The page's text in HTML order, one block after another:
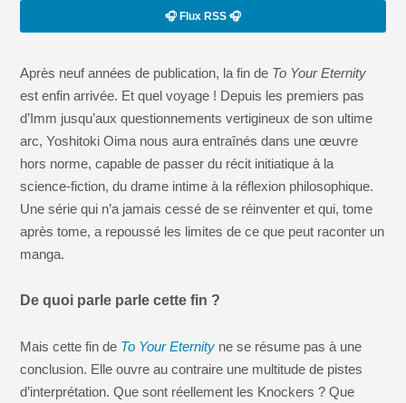
🎧 Flux RSS 🎧
Après neuf années de publication, la fin de To Your Eternity
est enfin arrivée. Et quel voyage ! Depuis les premiers pas
d’Imm jusqu’aux questionnements vertigineux de son ultime
arc, Yoshitoki Oima nous aura entraînés dans une œuvre
hors norme, capable de passer du récit initiatique à la
science-fiction, du drame intime à la réflexion philosophique.
Une série qui n’a jamais cessé de se réinventer et qui, tome
après tome, a repoussé les limites de ce que peut raconter un
manga.
De quoi parle parle cette fin ?
Mais cette fin de To Your Eternity ne se résume pas à une
conclusion. Elle ouvre au contraire une multitude de pistes
d’interprétation. Que sont réellement les Knockers ? Que